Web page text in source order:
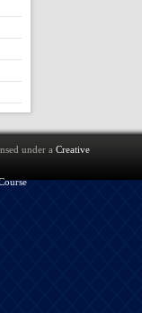
under a Creative